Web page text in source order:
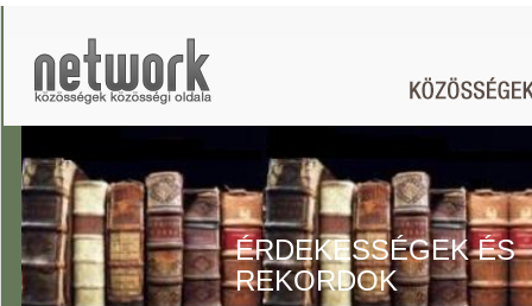
ÉRDEKESSÉGEK ÉS
REKORDOK